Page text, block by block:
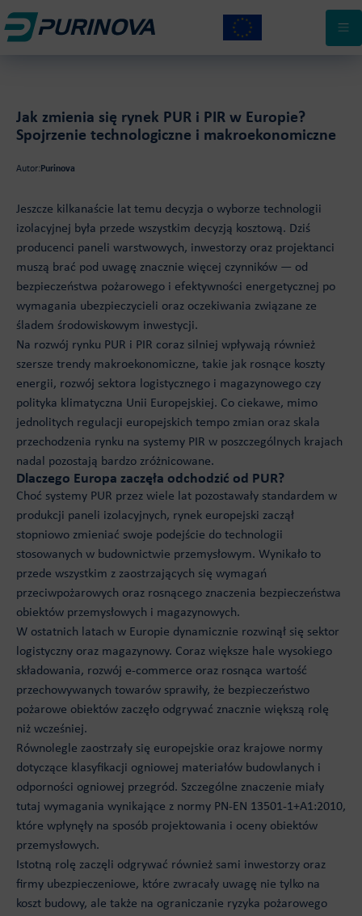
ZRÓWNOWAŻONE POLIOLE POLIESTROWE
POSADZKI ŻYWICZNE
#POZYTYWNACHEMIA
BLOG
Jak zmienia się rynek PUR i PIR w Europie?
Spojrzenie technologiczne i makroekonomiczne
Autor: Purinova
Jeszcze kilkanaście lat temu decyzja o wyborze technologii
izolacyjnej była przede wszystkim decyzją kosztową. Dziś
producenci paneli warstwowych, inwestorzy oraz projektanci
muszą brać pod uwagę znacznie więcej czynników — od
bezpieczeństwa pożarowego i efektywności energetycznej po
wymagania ubezpieczycieli oraz oczekiwania związane ze
śladem środowiskowym inwestycji.
Na rozwój rynku PUR i PIR coraz silniej wpływają również
szersze trendy makroekonomiczne, takie jak rosnące koszty
energii, rozwój sektora logistycznego i magazynowego czy
polityka klimatyczna Unii Europejskiej. Co ciekawe, mimo
jednolitych regulacji europejskich tempo zmian oraz skala
przechodzenia rynku na systemy PIR w poszczególnych krajach
nadal pozostają bardzo zróżnicowane.
Dlaczego Europa zaczęła odchodzić od PUR?
Choć systemy PUR przez wiele lat pozostawały standardem w
produkcji paneli izolacyjnych, rynek europejski zaczął
stopniowo zmieniać swoje podejście do technologii
stosowanych w budownictwie przemysłowym. Wynikało to
przede wszystkim z zaostrzających się wymagań
przeciwpożarowych oraz rosnącego znaczenia bezpieczeństwa
obiektów przemysłowych i magazynowych.
W ostatnich latach w Europie dynamicznie rozwinął się sektor
logistyczny oraz magazynowy. Coraz większe hale wysokiego
składowania, rozwój e-commerce oraz rosnąca wartość
przechowywanych towarów sprawiły, że bezpieczeństwo
pożarowe obiektów zaczęło odgrywać znacznie większą rolę
niż wcześniej.
Równolegle zaostrzały się europejskie oraz krajowe normy
dotyczące klasyfikacji ogniowej materiałów budowlanych i
odporności ogniowej przegród. Szczególne znaczenie miały
tutaj wymagania wynikające z normy PN-EN 13501-1+A1:2010,
które wpłynęły na sposób projektowania i oceny obiektów
przemysłowych.
Istotną rolę zaczęli odgrywać również sami inwestorzy oraz
firmy ubezpieczeniowe, które zwracały uwagę nie tylko na
koszt budowy, ale także na ograniczanie ryzyka pożarowego